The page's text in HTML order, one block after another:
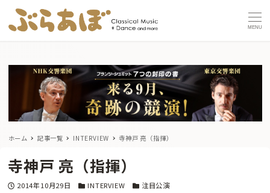
MENU
ホーム 記事一覧 INTERVIEW 寺神戸 亮（指揮）
寺神戸 亮（指揮）
投稿日
2014年10月29日 カテゴリー
INTERVIEW カテゴリー
注目公演